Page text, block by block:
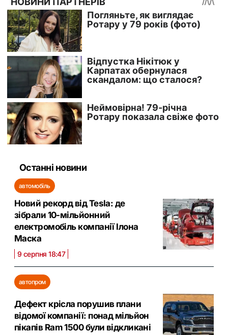
Останні новини
автомобіль
Новий рекорд від Tesla: де
зібрали 10-мільйонний
електромобіль компанії Ілона
Маска
9 серпня 18:47
автопром
Дефект крісла порушив плани
відомої компанії: понад мільйон
пікапів Ram 1500 були відкликані